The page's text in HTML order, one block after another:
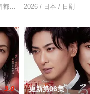
为中心，讲述这两个笨拙之
会结束。 一对高中情侣努
2026 / 日本 / 日剧
3.0 更新第06集